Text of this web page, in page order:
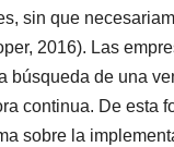
sin que
2016). Las
búsqueda de una
continua. De esta
sobre la